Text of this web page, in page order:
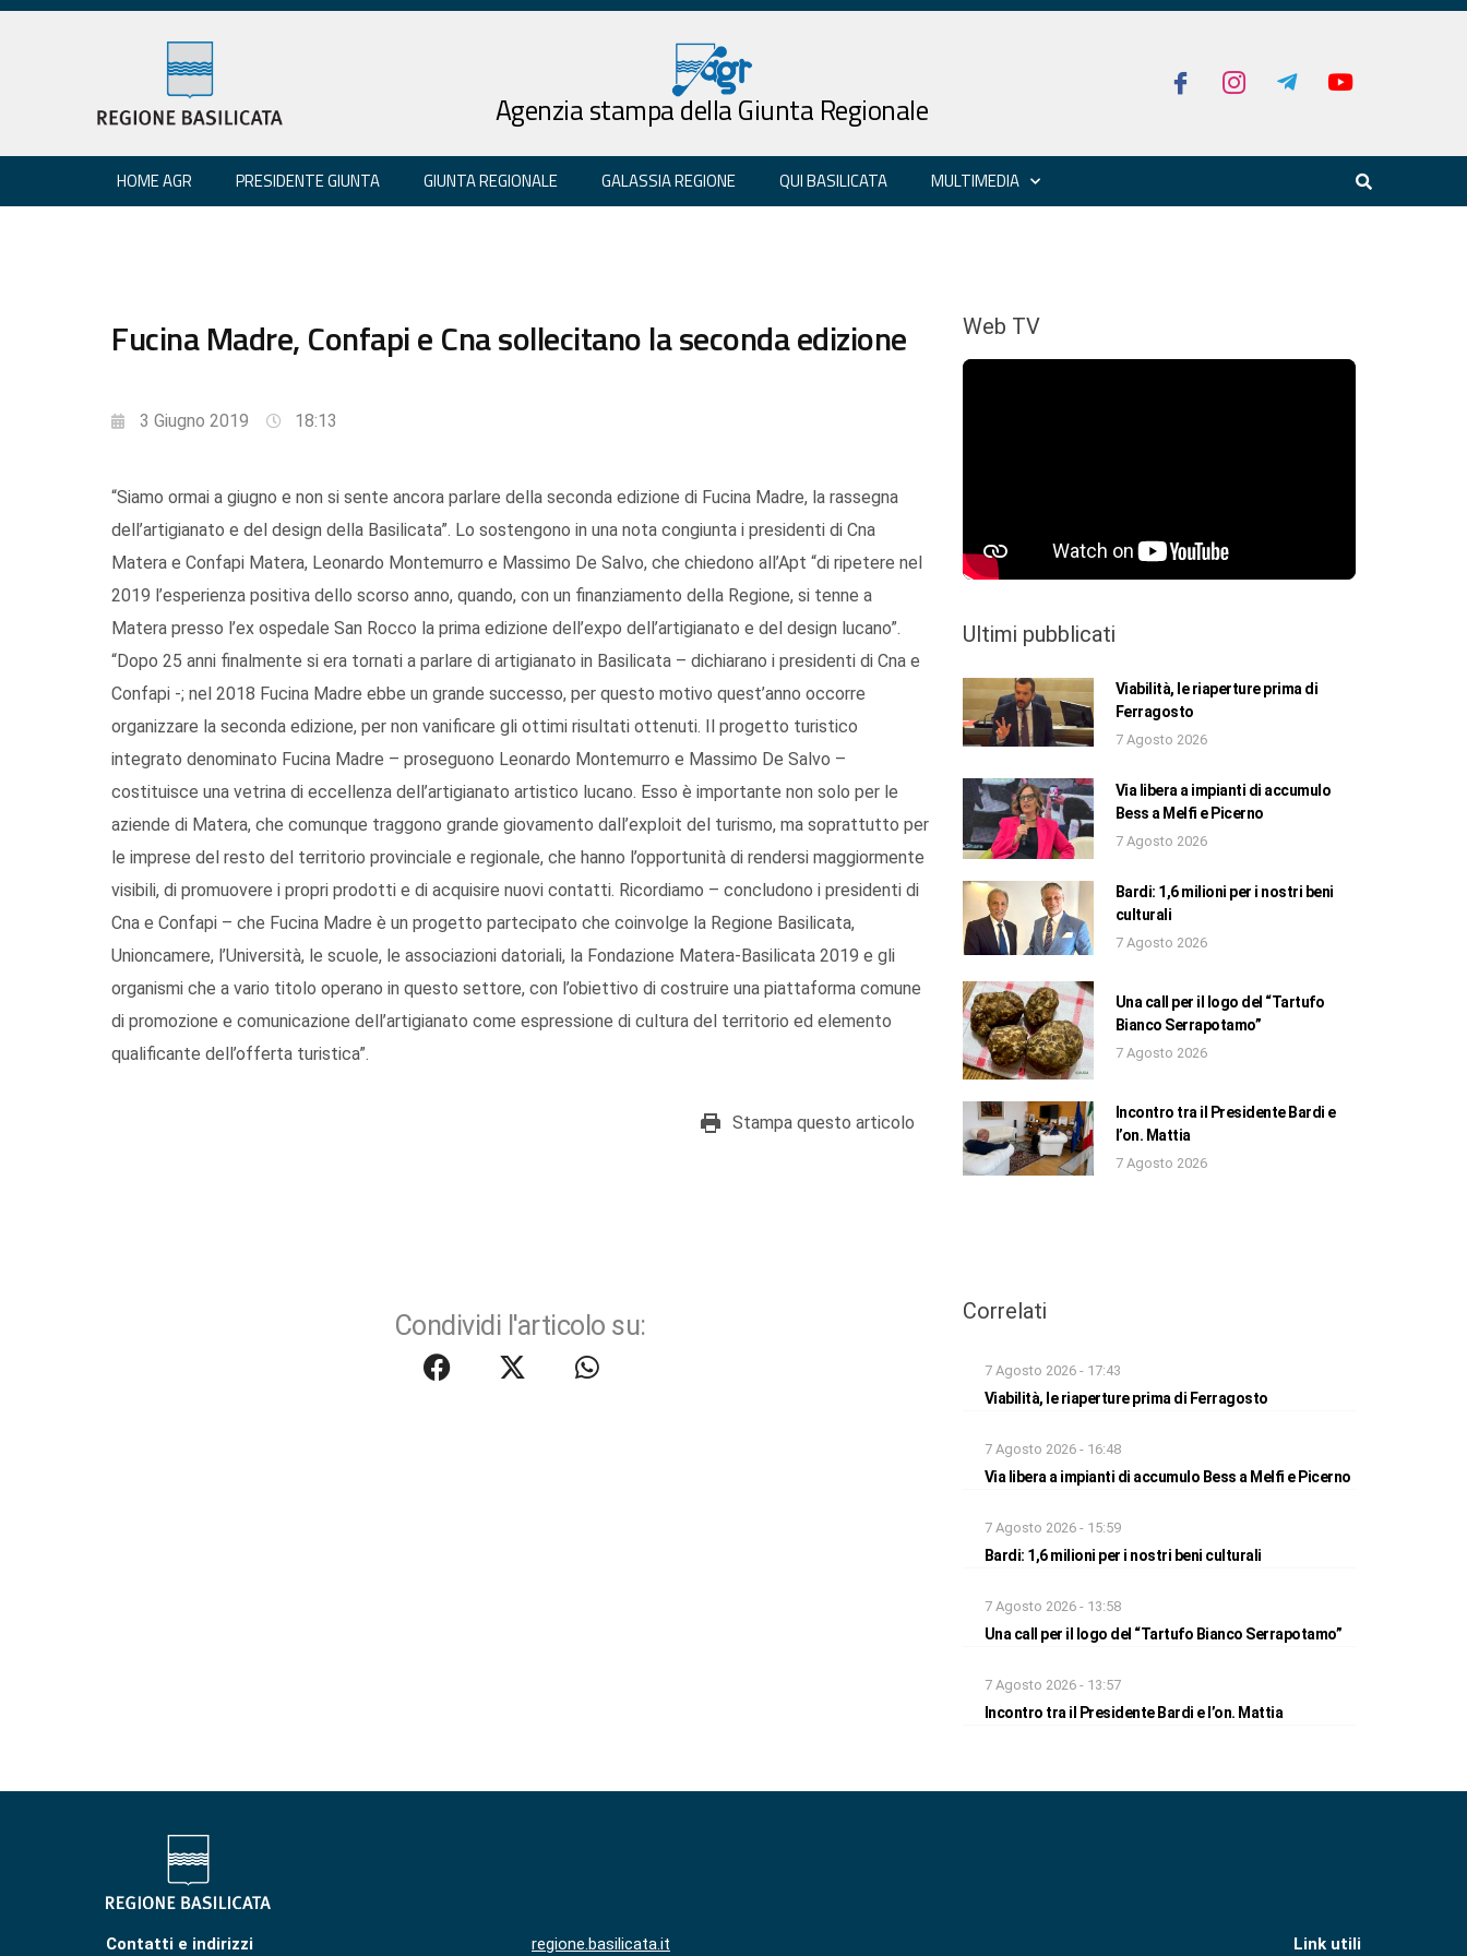
Agenzia stampa della Giunta Regionale
HOME AGR PRESIDENTE GIUNTA GIUNTA REGIONALE GALASSIA REGIONE QUI BASILICATA MULTIMEDIA
Fucina Madre, Confapi e Cna sollecitano la seconda edizione
3 Giugno 2019 18:13
“Siamo ormai a giugno e non si sente ancora parlare della seconda edizione di Fucina Madre, la rassegna
dell’artigianato e del design della Basilicata”. Lo sostengono in una nota congiunta i presidenti di Cna
Matera e Confapi Matera, Leonardo Montemurro e Massimo De Salvo, che chiedono all’Apt “di ripetere nel
2019 l’esperienza positiva dello scorso anno, quando, con un finanziamento della Regione, si tenne a
Matera presso l’ex ospedale San Rocco la prima edizione dell’expo dell’artigianato e del design lucano”.
“Dopo 25 anni finalmente si era tornati a parlare di artigianato in Basilicata – dichiarano i presidenti di Cna e
Confapi -; nel 2018 Fucina Madre ebbe un grande successo, per questo motivo quest’anno occorre
organizzare la seconda edizione, per non vanificare gli ottimi risultati ottenuti. Il progetto turistico
integrato denominato Fucina Madre – proseguono Leonardo Montemurro e Massimo De Salvo –
costituisce una vetrina di eccellenza dell’artigianato artistico lucano. Esso è importante non solo per le
aziende di Matera, che comunque traggono grande giovamento dall’exploit del turismo, ma soprattutto per
le imprese del resto del territorio provinciale e regionale, che hanno l’opportunità di rendersi maggiormente
visibili, di promuovere i propri prodotti e di acquisire nuovi contatti. Ricordiamo – concludono i presidenti di
Cna e Confapi – che Fucina Madre è un progetto partecipato che coinvolge la Regione Basilicata,
Unioncamere, l’Università, le scuole, le associazioni datoriali, la Fondazione Matera-Basilicata 2019 e gli
organismi che a vario titolo operano in questo settore, con l’obiettivo di costruire una piattaforma comune
di promozione e comunicazione dell’artigianato come espressione di cultura del territorio ed elemento
qualificante dell’offerta turistica”.
Stampa questo articolo
Condividi l'articolo su:
Web TV
Ultimi pubblicati
Viabilità, le riaperture prima di
Ferragosto
7 Agosto 2026
Via libera a impianti di accumulo
Bess a Melfi e Picerno
7 Agosto 2026
Bardi: 1,6 milioni per i nostri beni
culturali
7 Agosto 2026
Una call per il logo del “Tartufo
Bianco Serrapotamo”
7 Agosto 2026
Incontro tra il Presidente Bardi e
l’on. Mattia
7 Agosto 2026
Correlati
7 Agosto 2026 - 17:43
Viabilità, le riaperture prima di Ferragosto
7 Agosto 2026 - 16:48
Via libera a impianti di accumulo Bess a Melfi e Picerno
7 Agosto 2026 - 15:59
Bardi: 1,6 milioni per i nostri beni culturali
7 Agosto 2026 - 13:58
Una call per il logo del “Tartufo Bianco Serrapotamo”
7 Agosto 2026 - 13:57
Incontro tra il Presidente Bardi e l’on. Mattia
Contatti e indirizzi regione.basilicata.it Link utili